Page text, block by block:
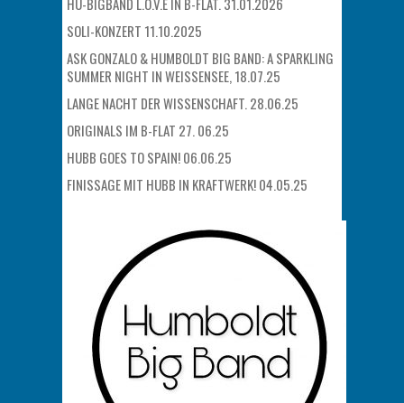
SOLI-KONZERT 11.10.2025
ASK GONZALO & HUMBOLDT BIG BAND: A SPARKLING
SUMMER NIGHT IN WEISSENSEE, 18.07.25
LANGE NACHT DER WISSENSCHAFT. 28.06.25
ORIGINALS IM B-FLAT 27. 06.25
HUBB GOES TO SPAIN! 06.06.25
FINISSAGE MIT HUBB IN KRAFTWERK! 04.05.25